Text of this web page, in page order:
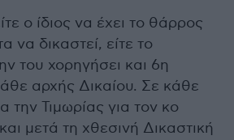
ο ίδιος να έχει το θάρρος
να δικαστεί, είτε το
του χορηγήσει και 6η
αρχής Δικαίου. Σε κάθε
την Τιμωρίας για τον κο
μετά τη χθεσινή Δικαστική